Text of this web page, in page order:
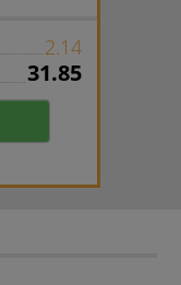
2.14
31.85